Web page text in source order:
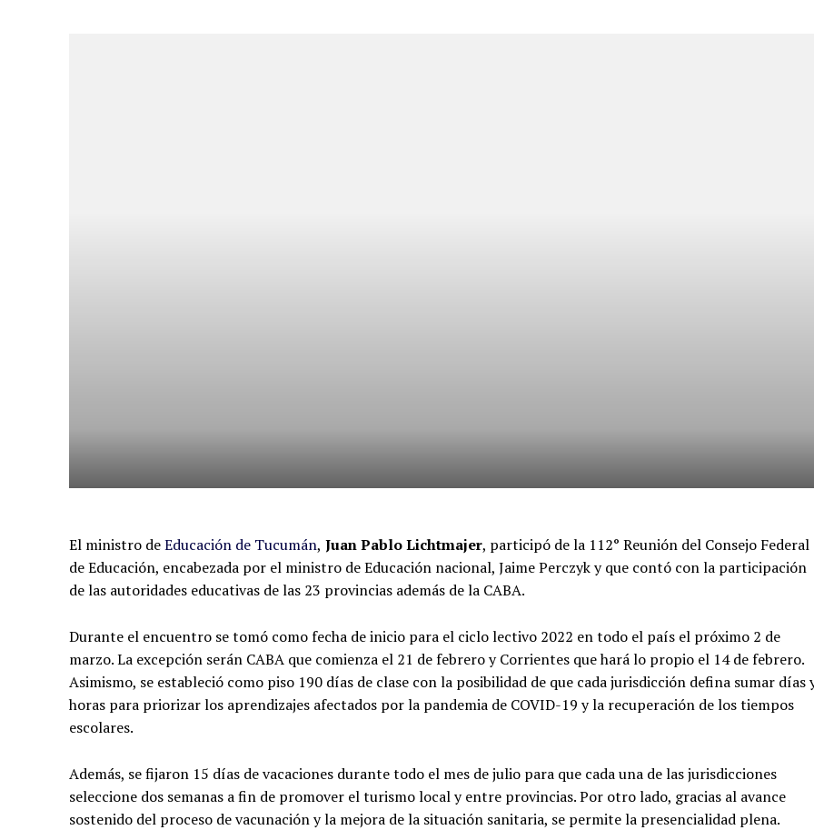
El ministro deEducación de Tucumán, Juan Pablo Lichtmajer, participó de la 112° Reunión del Consejo Federal
de Educación, encabezada por el ministro de Educación nacional, Jaime Perczyk y que contó con la participación
de las autoridades educativas de las 23 provincias además de la CABA.
Durante el encuentro se tomó como fecha de inicio para el ciclo lectivo 2022 en todo el país el próximo 2 de
marzo. La excepción serán CABA que comienza el 21 de febrero y Corrientes que hará lo propio el 14 de febrero.
Asimismo, se estableció como piso 190 días de clase con la posibilidad de que cada jurisdicción defina sumar días
horas para priorizar los aprendizajes afectados por la pandemia de COVID-19 y la recuperación de los tiempos
escolares.
Además, se fijaron 15 días de vacaciones durante todo el mes de julio para que cada una de las jurisdicciones
seleccione dos semanas a fin de promover el turismo local y entre provincias. Por otro lado, gracias al avance
sostenido del proceso de vacunación y la mejora de la situación sanitaria, se permite la presencialidad plena.